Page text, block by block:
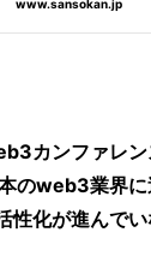
www.sansokan.jp
カンファレ
のweb3業界
化が進んでい